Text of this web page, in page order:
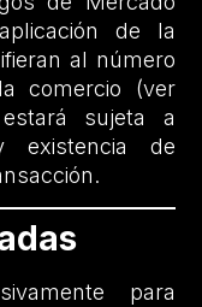
de la
al número
comercio (ver
sujeta a
existencia de
para